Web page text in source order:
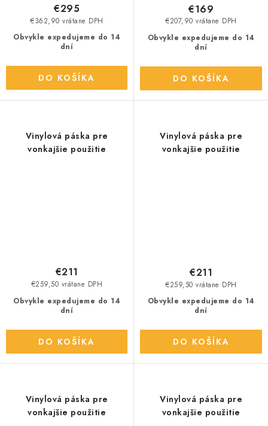
Obvykle expedujeme do 14
dní
€362,90 vrátane DPH
€295
DO KOŠÍKA
Obvykle expedujeme do 14
dní
€207,90 vrátane DPH
€169
DO KOŠÍKA
Vinylová páska pre
vonkajšie použitie
Obvykle expedujeme do 14
dní
€259,50 vrátane DPH
€211
DO KOŠÍKA
Vinylová páska pre
vonkajšie použitie
Obvykle expedujeme do 14
dní
€259,50 vrátane DPH
€211
DO KOŠÍKA
Vinylová páska pre
vonkajšie použitie
Vinylová páska pre
vonkajšie použitie